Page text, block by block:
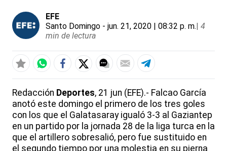
EFE
Santo Domingo - jun. 21, 2020 | 08:32 p. m.| 4
min de lectura
Redacción Deportes, 21 jun (EFE).- Falcao García
anotó este domingo el primero de los tres goles
con los que el Galatasaray igualó 3-3 al Gaziantep
en un partido por la jornada 28 de la liga turca en la
que el artillero sobresalió, pero fue sustituido en
el segundo tiempo por una molestia en su pierna